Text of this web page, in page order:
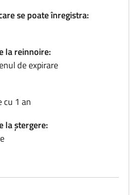
se poate înregistra:
la reinnoire:
de expirare
cu 1 an
la ștergere: